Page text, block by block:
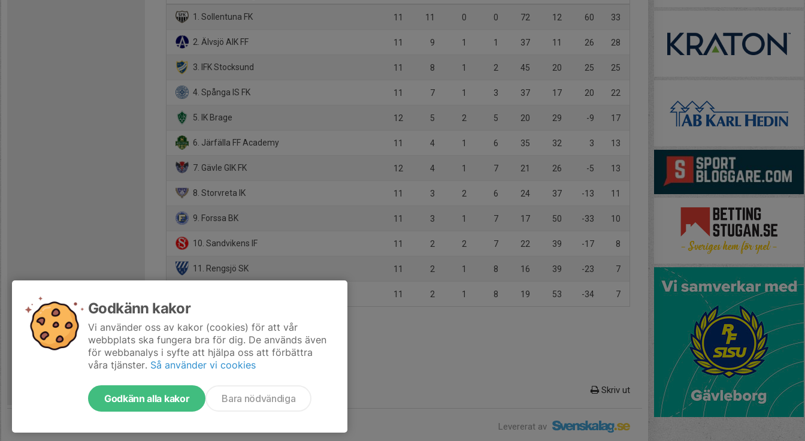
1. Sollentuna FK 11 11 0 0 72 12 60 33
2. Älvsjö AIK FF 11 9 1 1 37 11 26 28
3. IFK Stocksund 11 8 1 2 45 20 25 25
4. Spånga IS FK 11 7 1 3 37 17 20 22
5. IK Brage 12 5 2 5 20 29 -9 17
6. Järfälla FF Academy 11 4 1 6 35 32 3 13
7. Gävle GIK FK 12 4 1 7 21 26 -5 13
8. Storvreta IK 11 3 2 6 24 37 -13 11
9. Forssa BK 11 3 1 7 17 50 -33 10
10. Sandvikens IF 11 2 2 7 22 39 -17 8
11. Rengsjö SK 11 2 1 8 16 39 -23 7
11 2 1 8 19 53 -34 7
Skriv ut
Levererat av
Godkänn kakor
Vi använder oss av kakor (cookies) för att vår
webbplats ska fungera bra för dig. De används även
för webbanalys i syfte att hjälpa oss att förbättra
våra tjänster. Så använder vi cookies
Godkänn alla kakor Bara nödvändiga